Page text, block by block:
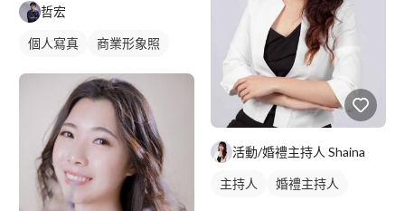
哲宏
個人寫真 商業形象照
活動/婚禮主持人 Shaina
主持人 婚禮主持人